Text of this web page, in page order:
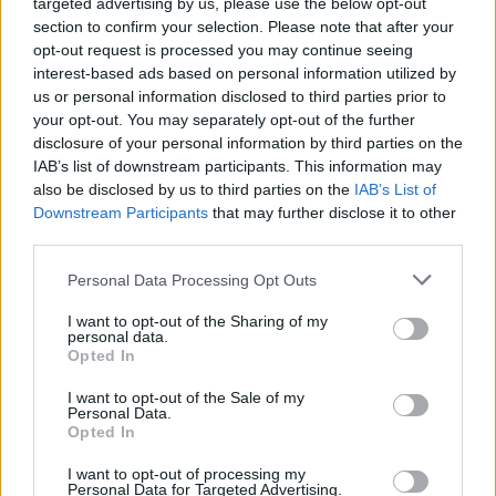
section to confirm your selection. Please note that after your
opt-out request is processed you may continue seeing
interest-based ads based on personal information utilized by
us or personal information disclosed to third parties prior to
your opt-out. You may separately opt-out of the further
disclosure of your personal information by third parties on the
IAB’s list of downstream participants. This information may
also be disclosed by us to third parties on the IAB’s List of
Downstream Participants that may further disclose it to other
Please note that this website/app uses one or more Google
not limited to your visit or usage behaviour. You may click to
grant or deny consent to Google and its third-party tags to
use your data for below specified purposes in below Google
consent section.
Personal Data Processing Opt Outs
I want to opt-out of the Sharing of my
personal data.
Opted In
I want to opt-out of the Sale of my
Personal Data.
Opted In
I want to opt-out of processing my
Personal Data for Targeted Advertising.
poveča pri košnji, žetvi in drugih opravilih na poljih.
Dobro je vedeti:
- Pravi kostanj je brezi sorodno drevo. Cvetni prah lahko
v nekaterih primerih povzroča težave preobčutljivim na
brezo.
- S košnjo se na splošno zmanjša obremenitev s
cvetnim prahom trav, negovane travnate površine v
naseljih pripomorejo k nižjim lokalnim obremenitvam in
zmanjšanju neposrednega vira za prenos v notranje
prostore.